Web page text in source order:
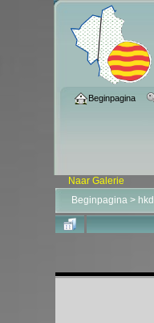
Beginpagina
Naar Galerie
Beginpagina>